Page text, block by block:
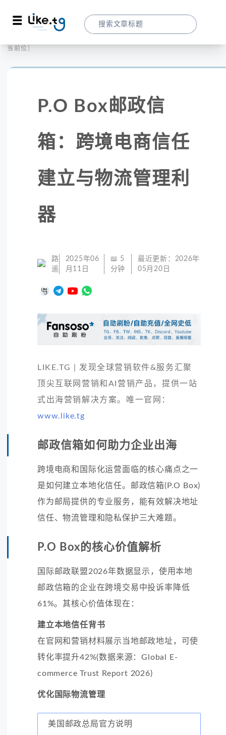
当前位置：
P.O Box邮政信
箱：跨境电商信任
建立与物流管理利
器
路
遥
2025年06
月11日
📖 5
分钟
最近更新： 2026年
05月20日
LIKE.TG | 发现全球营销软件&服务汇聚
顶尖互联网营销和AI营销产品，提供一站
式出海营销解决方案。唯一官网：
www.like.tg
邮政信箱如何助力企业出海
跨境电商和国际化运营面临的核心痛点之一
是如何建立本地化信任。邮政信箱(P.O Box)
作为邮局提供的专业服务，能有效解决地址
信任、物流管理和隐私保护三大难题。
P.O Box的核心价值解析
国际邮政联盟2026年数据显示，使用本地
邮政信箱的企业在跨境交易中投诉率降低
61%。其核心价值体现在：
建立本地信任背书
在官网和营销材料展示当地邮政地址，可使
转化率提升42%(数据来源：Global E-
commerce Trust Report 2026)
优化国际物流管理
美国邮政总局官方说明